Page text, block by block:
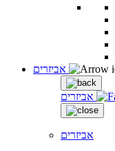
אביזרים
אביזרים